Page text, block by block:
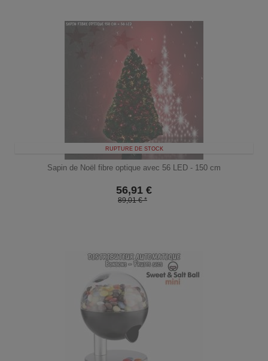
RUPTURE DE STOCK
Sapin de Noël fibre optique avec 56 LED - 150 cm
56,91 €
89,01 € *